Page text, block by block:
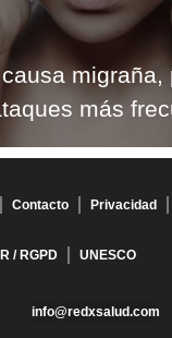
migraña,
más
Contacto Privacidad
/ RGPD UNESCO
info@redxsalud.com